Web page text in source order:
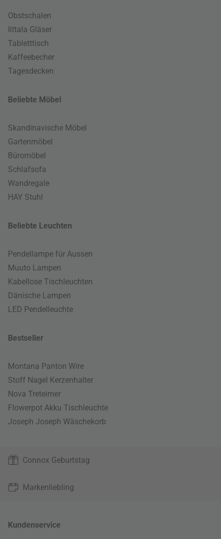
Obstschalen
Iittala Gläser
Tabletttisch
Kaffeebecher
Tagesdecken
Beliebte Möbel
Skandinavische Möbel
Gartenmöbel
Büromöbel
Schlafsofa
Wandregale
HAY Stuhl
Beliebte Leuchten
Pendellampe für Aussen
Muuto Lampen
Kabellose Tischleuchten
Dänische Lampen
LED Pendelleuchte
Bestseller
Montana Panton Wire
Stoff Nagel Kerzenhalter
Nova Treteimer
Flowerpot Akku Tischleuchte
Joseph Joseph Wäschekorb
Connox Geburtstag
Markenliebling
Kundenservice